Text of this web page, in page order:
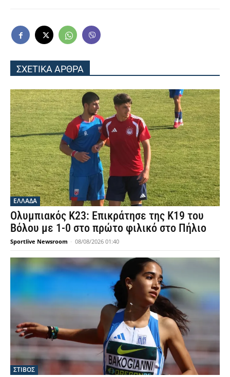
ΣΧΕΤΙΚΑ ΑΡΘΡΑ
ΕΛΛΑΔΑ
Ολυμπιακός Κ23: Επικράτησε της Κ19 του
Βόλου με 1-0 στο πρώτο φιλικό στο Πήλιο
Sportlive Newsroom - 08/08/2026 01:40
ΣΤΙΒΟΣ